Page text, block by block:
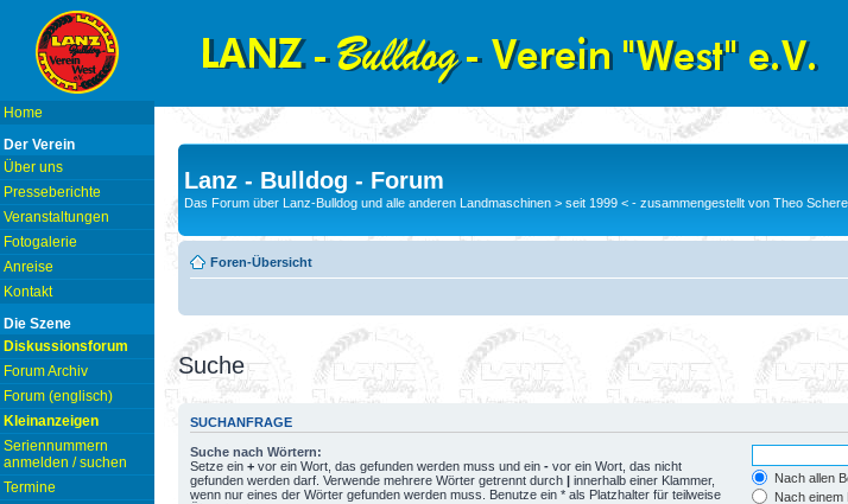
Home
Der Verein
Über uns
Presseberichte
Veranstaltungen
Fotogalerie
Anreise
Kontakt
Die Szene
Diskussionsforum
Forum Archiv
Forum (englisch)
Kleinanzeigen
Seriennummern
anmelden / suchen
Termine
Lanz - Bulldog - Forum
Das Forum über Lanz-Bulldog und alle anderen Landmaschinen > seit 1999 < - zusammengestellt von Theo
Foren-Übersicht
Suche
SUCHANFRAGE
Suche nach Wörtern:
Setze ein + vor ein Wort, das gefunden werden muss und ein - vor ein Wort, das nicht
gefunden werden darf. Verwende mehrere Wörter getrennt durch | innerhalb einer Klammer,
wenn nur eines der Wörter gefunden werden muss. Benutze ein * als Platzhalter für teilweise
Nach allen
Nach einem